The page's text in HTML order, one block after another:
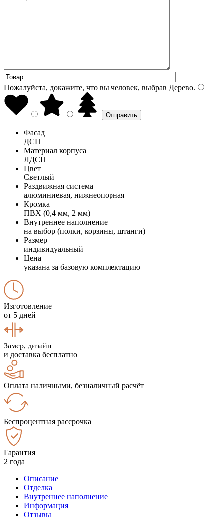
Пожалуйста, докажите, что вы человек, выбрав Дерево.
Фасад
ДСП
Материал корпуса
ЛДСП
Цвет
Светлый
Раздвижная система
алюминиевая, нижнеопорная
Кромка
ПВХ (0,4 мм, 2 мм)
Внутреннее наполнение
на выбор (полки, корзины, штанги)
Размер
индивидуальный
Цена
указана за базовую комплектацию
Изготовление
от 5 дней
Замер, дизайн
и доставка бесплатно
Оплата наличными, безналичный расчёт
Беспроцентная рассрочка
Гарантия
2 года
Описание
Отделка
Внутреннее наполнение
Информация
Отзывы